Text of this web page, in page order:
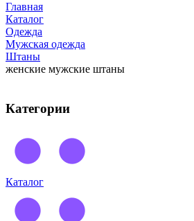
Главная
Каталог
Одежда
Мужская одежда
Штаны
женские мужские штаны
Категории
Каталог